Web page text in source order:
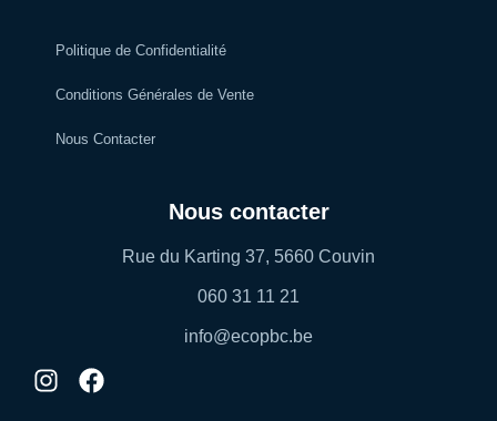
Politique de Confidentialité
Conditions Générales de Vente
Nous Contacter
Nous contacter
Rue du Karting 37, 5660 Couvin
060 31 11 21
info@ecopbc.be